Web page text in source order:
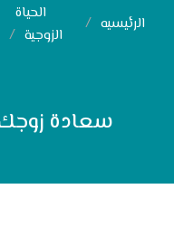
الرئيسيه
الحياة
الزوجية
سعادة